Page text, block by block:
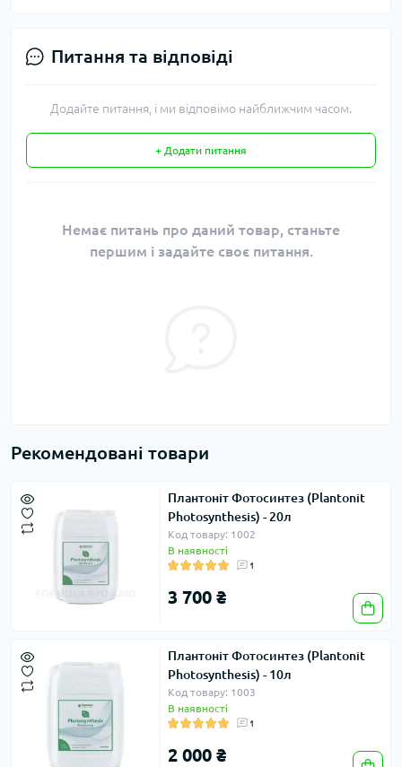
Питання та відповіді
Додайте питання, і ми відповімо найближчим часом.
+ Додати питання
Немає питань про даний товар, станьте
першим і задайте своє питання.
Рекомендовані товари
Плантоніт Фотосинтез (Plantonit
Photosynthesis) - 20л
Код товару: 1002
В наявності
1
3 700 ₴
Плантоніт Фотосинтез (Plantonit
Photosynthesis) - 10л
Код товару: 1003
В наявності
1
2 000 ₴